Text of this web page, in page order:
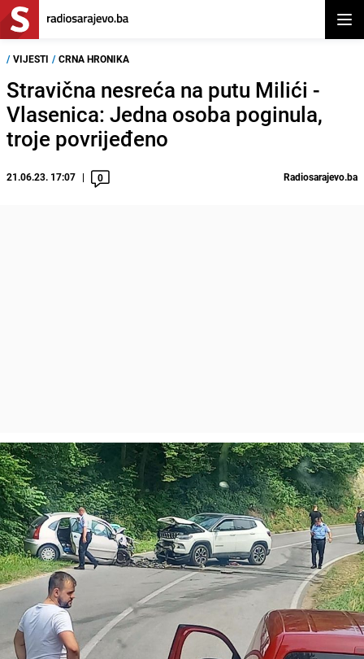
/ VIJESTI / CRNA HRONIKA
Stravična nesreća na putu Milići -
Vlasenica: Jedna osoba poginula,
troje povrijeđeno
21.06.23. 17:07 0 Radiosarajevo.ba